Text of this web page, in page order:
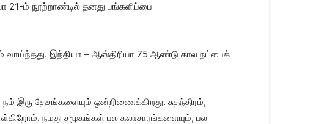
21-ம் நூற்றாண்டில் தனது பங்களிப்பை
வாய்ந்தது. இந்தியா – ஆஸ்திரியா 75 ஆண்டு கால நட்பைக்
இரு தேசங்களையும் ஒன்றிணைக்கிறது. சுதந்திரம்,
நமது சமூகங்கள் பல கலாசாரங்களையும், பல